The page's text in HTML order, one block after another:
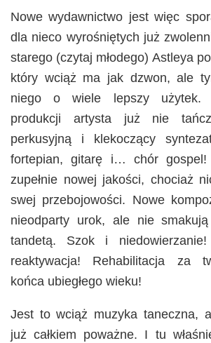
Nowe wydawnictwo jest więc
dla nieco wyrośniętych już
starego (czytaj młodego) Astleya
który wciąż ma jak dzwon, ale
niego o wiele lepszy użytek.
produkcji artysta już nie
perkusyjną i klekoczący
fortepian, gitarę i… chór gospel!
zupełnie nowej jakości, chociaż
swej przebojowości. Nowe
nieodparty urok, ale nie
tandetą. Szok i
reaktywacja! Rehabilitacja za
końca ubiegłego wieku!
Jest to wciąż muzyka taneczna,
już całkiem poważne. I tu